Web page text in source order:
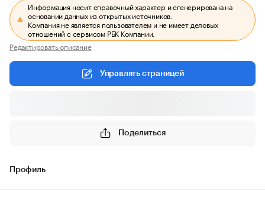
Информация носит справочный характер и сгенерирована на
основании данных из открытых источников.
Компания не является пользователем и не имеет деловых
отношений с сервисом РБК Компании.
Редактировать описание
Управлять страницей
Поделиться
Профиль